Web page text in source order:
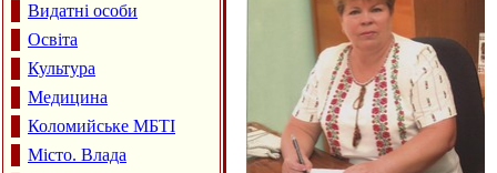
Видатні особи
Освіта
Культура
Медицина
Коломийське МБТІ
Місто. Влада